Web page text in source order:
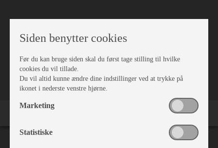
VÆRKSTED
Siden benytter cookies
Før du kan bruge siden skal du først tage stilling til hvilke
cookies du vil tillade.
Du vil altid kunne ændre dine indstillinger ved at trykke på
ikonet i nederste venstre hjørne.
Marketing
Statistiske